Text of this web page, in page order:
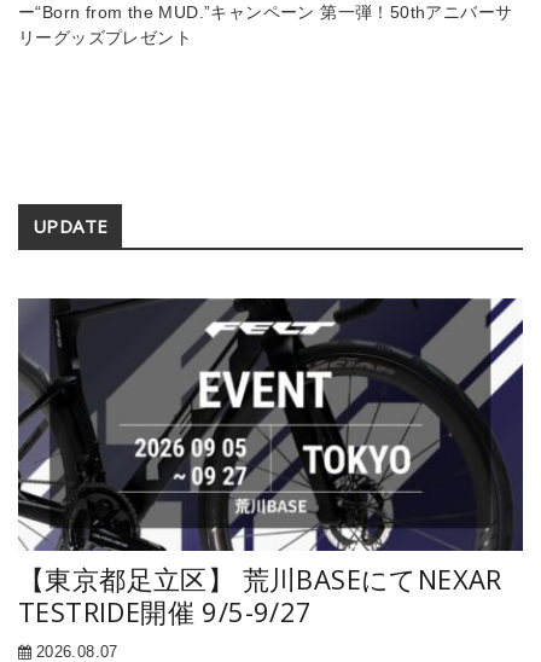
ー“Born from the MUD.”キャンペーン 第一弾！50thアニバーサ
リーグッズプレゼント
Secondary
UPDATE
【東京都足立区】 荒川BASEにてNEXAR
TESTRIDE開催 9/5-9/27
2026.08.07